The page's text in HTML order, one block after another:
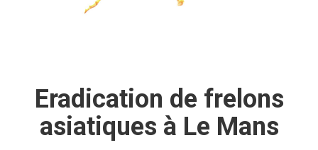
Eradication de frelons
asiatiques à Le Mans